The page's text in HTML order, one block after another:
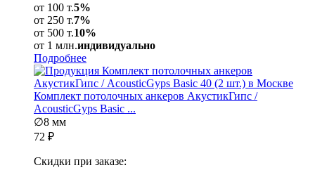
от 100 т.5%
от 250 т.7%
от 500 т.10%
от 1 млн.индивидуально
Подробнее
Комплект потолочных анкеров АкустикГипс /
AcousticGyps Basic ...
∅8 мм
72 ₽
Скидки при заказе: